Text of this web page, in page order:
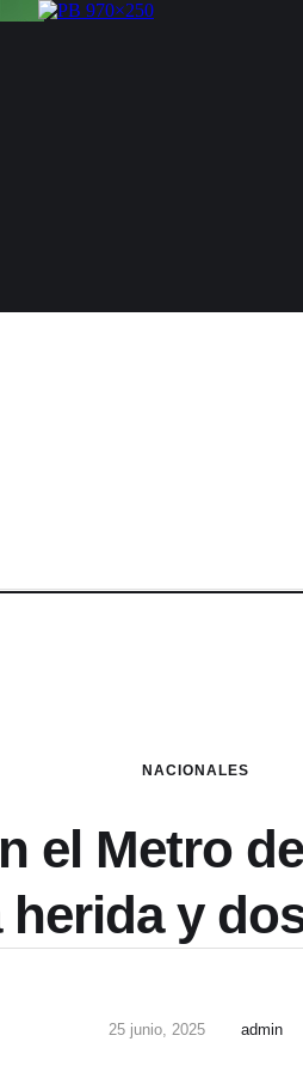
NACIONALES
el Metro
herida y
25 junio, 2025 admin